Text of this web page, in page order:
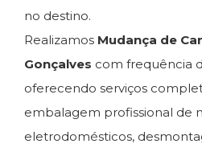
no destino.
Realizamos Mudança de
Gonçalves com frequência
oferecendo serviços
embalagem profissional de
eletrodomésticos,